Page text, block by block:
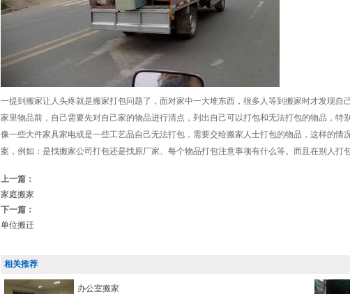
一提到搬家让人头疼就是搬家打包问题了，面对家中一大堆东西，很多人等到搬家时才发现
家里物品前，自己需要先对自己家的物品进行清点，列出自己可以打包和无法打包的物品，特
像一些大件家具家电或是一些工艺品自己无法打包，需要交给搬家人士打包的物品，这样的
案，例如：是找搬家公司打包还是找原厂家、每个物品打包注意事项有什么等。而且在别人打
上一篇：
家庭搬家
下一篇：
单位搬迁
相关推荐
办公室搬家